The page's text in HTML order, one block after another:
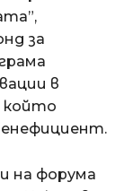
за
в
който
на форума